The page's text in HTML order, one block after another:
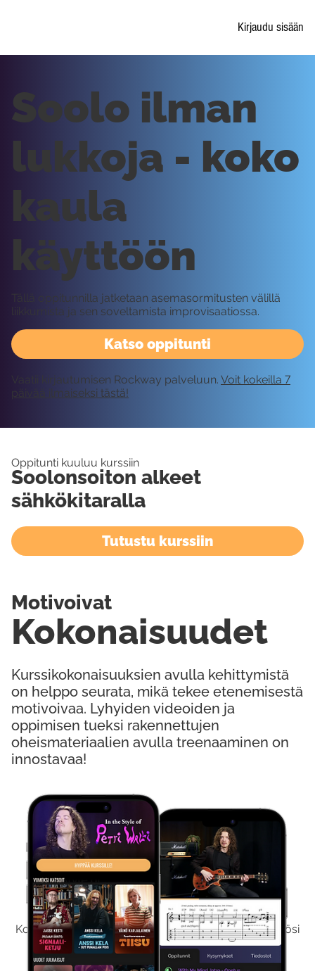
Kirjaudu sisään
Kokeile Ilmaiseksi
Kokeilemalla ilmaiseksi saat koko sisältömme käyttöösi
viikon ajaksi.
Katso oppitunti
Soolo ilman
lukkoja - koko
kaula
käyttöön
Tällä oppitunnilla jatketaan asemasormitusten välillä
liikkumista ja sen soveltamista improvisaatiossa.
Vaatii kirjautumisen Rockway palveluun. Voit kokeilla 7
päivää ilmaiseksi tästä!
Oppitunti kuuluu kurssiin
Soolonsoiton alkeet
sähkökitaralla
Tutustu kurssiin
Kurssikokonaisuuksien avulla kehittymistä
on helppo seurata, mikä tekee etenemisestä
motivoivaa. Lyhyiden videoiden ja
oppimisen tueksi rakennettujen
oheismateriaalien avulla treenaaminen on
innostavaa!
Kokonaisuudet
Motivoivat